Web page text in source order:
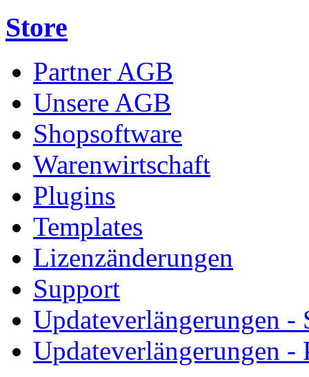
Store
Partner AGB
Unsere AGB
Shopsoftware
Warenwirtschaft
Plugins
Templates
Lizenzänderungen
Support
Updateverlängerungen -
Updateverlängerungen -